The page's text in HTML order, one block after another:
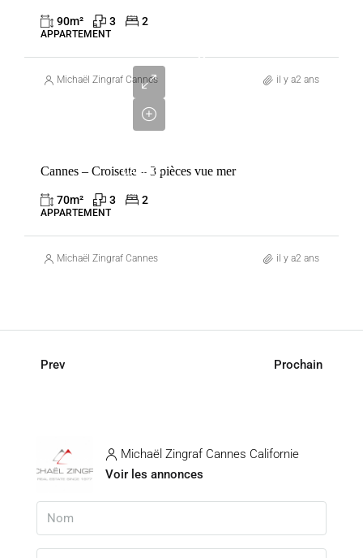
FRANCE
90m² 3 2
APPARTEMENT
Michaël Zingraf Cannes il y a2 ans
CANNES
FRANCE
2
Cannes – Croisette – 3 pièces vue mer
70m² 3 2
APPARTEMENT
Michaël Zingraf Cannes il y a2 ans
Prev Prochain
Michaël Zingraf Cannes Californie
Voir les annonces